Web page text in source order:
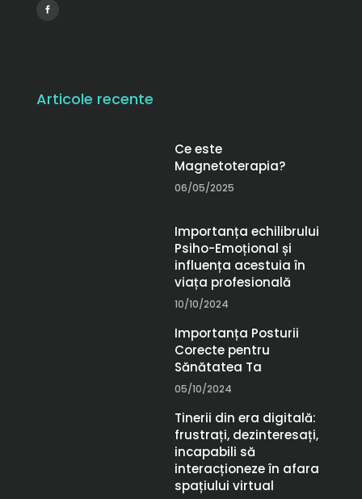
Articole recente
Ce este
Magnetoterapia?
06/05/2025
Importanța echilibrului
Psiho-Emoțional și
influența acestuia în
viața profesională
10/10/2024
Importanța Posturii
Corecte pentru
Sănătatea Ta
05/10/2024
Tinerii din era digitală:
frustrați, dezinteresați,
incapabili să
interacționeze în afara
spațiului virtual